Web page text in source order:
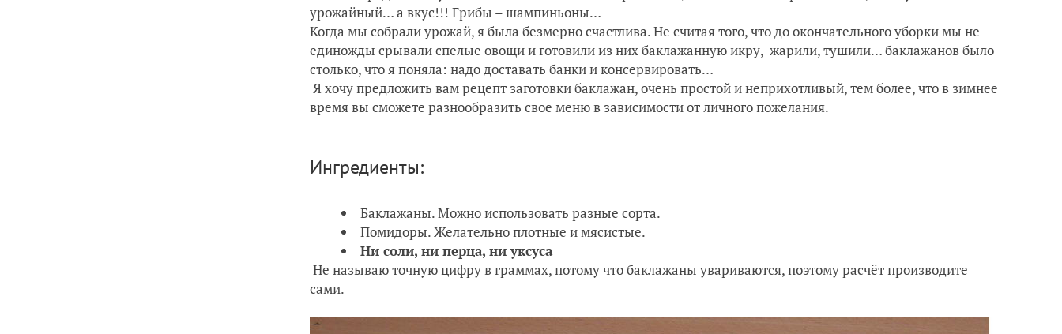
урожайный… а вкус!!! Грибы – шампиньоны…
Когда мы собрали урожай, я была безмерно счастлива. Не считая того, что до окончательного уборки мы не
единожды срывали спелые овощи и готовили из них баклажанную икру, жарили, тушили… баклажанов было
столько, что я поняла: надо доставать банки и консервировать…
Я хочу предложить вам рецепт заготовки баклажан, очень простой и неприхотливый, тем более, что в зимнее
время вы сможете разнообразить свое меню в зависимости от личного пожелания.
Ингредиенты:
Баклажаны. Можно использовать разные сорта.
Помидоры. Желательно плотные и мясистые.
Ни соли, ни перца, ни уксуса
Не называю точную цифру в граммах, потому что баклажаны увариваются, поэтому расчёт производите
сами.